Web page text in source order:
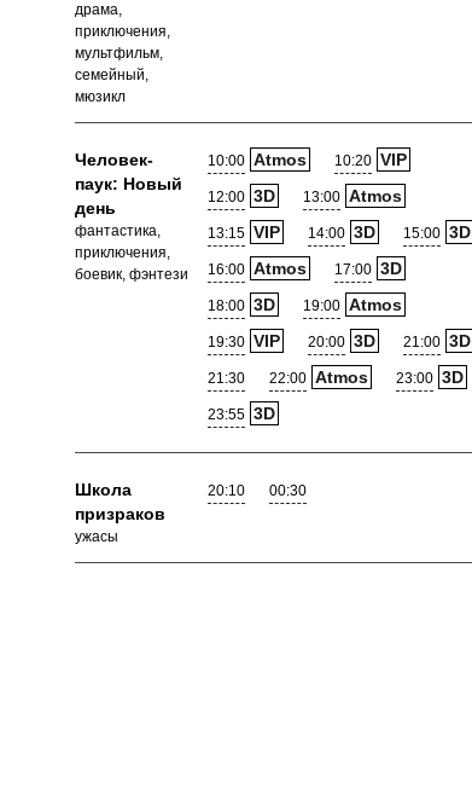
драма,
приключения,
мультфильм,
семейный,
мюзикл
Человек-
паук: Новый
день
фантастика,
приключения,
боевик, фэнтези
10:00 Atmos 10:20 VIP
12:00 3D 13:00 Atmos
13:15 VIP 14:00 3D 15:00 3D
16:00 Atmos 17:00 3D
18:00 3D 19:00 Atmos
19:30 VIP 20:00 3D 21:00 3D
21:30 22:00 Atmos 23:00 3D
23:55 3D
Школа
призраков
ужасы
20:10 00:30